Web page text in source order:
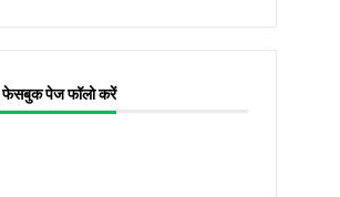
फेसबुक पेज फॉलो करें